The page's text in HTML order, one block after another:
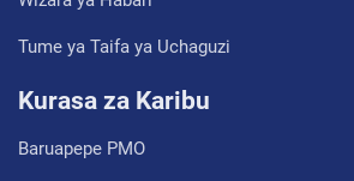
Tume ya Taifa ya Uchaguzi
Kurasa za Karibu
Baruapepe PMO